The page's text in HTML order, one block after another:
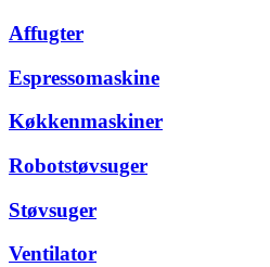
Affugter
Espressomaskine
Køkkenmaskiner
Robotstøvsuger
Støvsuger
Ventilator